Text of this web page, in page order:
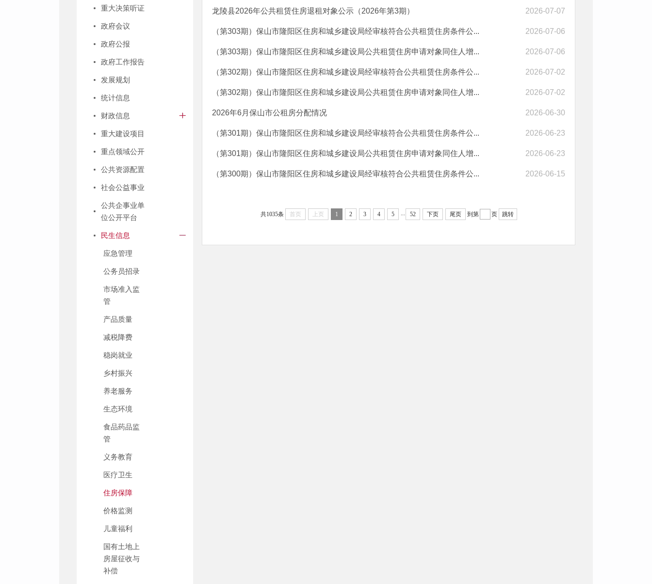
重大决策听证
政府会议
政府公报
政府工作报告
发展规划
统计信息
财政信息
重大建设项目
重点领域公开
公共资源配置
社会公益事业
公共企事业单
位公开平台
民生信息
应急管理
公务员招录
市场准入监
管
产品质量
减税降费
稳岗就业
乡村振兴
养老服务
生态环境
食品药品监
管
义务教育
医疗卫生
住房保障
价格监测
儿童福利
国有土地上
房屋征收与
补偿
龙陵县2026年公共租赁住房退租对象公示（2026年第3期） 2026-07-07
（第303期）保山市隆阳区住房和城乡建设局经审核符合公共租赁住房条件公... 2026-07-06
（第303期）保山市隆阳区住房和城乡建设局公共租赁住房申请对象同住人增... 2026-07-06
（第302期）保山市隆阳区住房和城乡建设局经审核符合公共租赁住房条件公... 2026-07-02
（第302期）保山市隆阳区住房和城乡建设局公共租赁住房申请对象同住人增... 2026-07-02
2026年6月保山市公租房分配情况 2026-06-30
（第301期）保山市隆阳区住房和城乡建设局经审核符合公共租赁住房条件公... 2026-06-23
（第301期）保山市隆阳区住房和城乡建设局公共租赁住房申请对象同住人增... 2026-06-23
（第300期）保山市隆阳区住房和城乡建设局经审核符合公共租赁住房条件公... 2026-06-15
共1035条 首页 上页 1 2 3 4 5 ... 52 下页 尾页 到第 页 跳转